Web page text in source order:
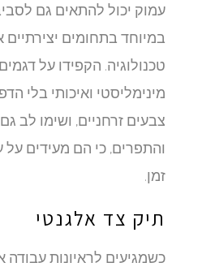
עמוק יכול להתאים גם
במיוחד בתחומים יצירתיים
טכנולוגיה. הקפידו על דגמים
מינימליסטי ואיכותי בלי
צבעים זרחניים, ושימו לב גם
והתפרים, כי הם מעידים על
זמן.
תיק צד אלגנטי
כשמגיעים לראיונות עבודה